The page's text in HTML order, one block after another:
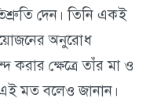
দেন। তিনি একই
অনুরোধ
করার ক্ষেত্রে তাঁর মা ও
মত বলেও জানান।